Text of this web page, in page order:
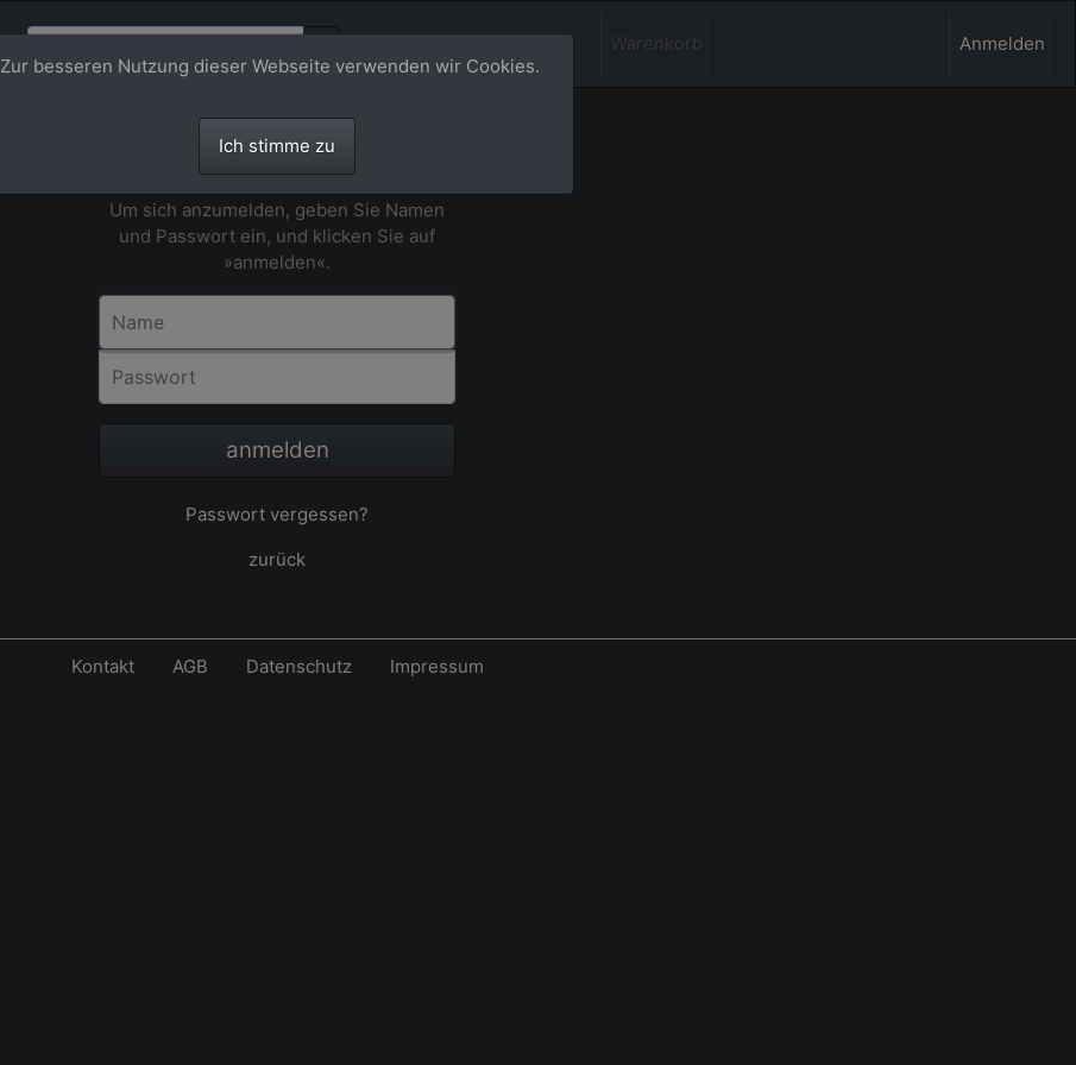
Warenkorb Anmelden
Anmeldung
Um sich anzumelden, geben Sie Namen
und Passwort ein, und klicken Sie auf
»anmelden«.
Passwort
anmelden
Passwort vergessen?
zurück
Zur besseren Nutzung dieser Webseite verwenden wir Cookies.
Ich stimme zu
Kontakt AGB Datenschutz Impressum